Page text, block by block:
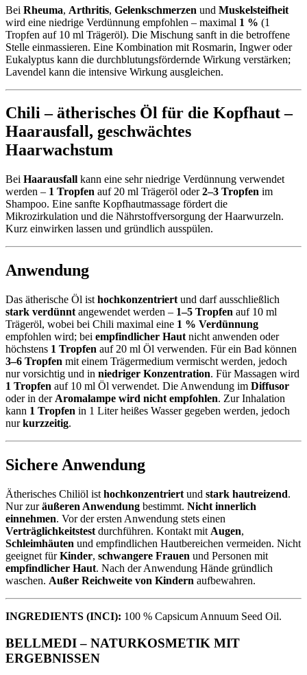
Bei Rheuma, Arthritis, Gelenkschmerzen und Muskelsteifheit
wird eine niedrige Verdünnung empfohlen – maximal 1 % (1
Tropfen auf 10 ml Trägeröl). Die Mischung sanft in die betroffene
Stelle einmassieren. Eine Kombination mit Rosmarin, Ingwer oder
Eukalyptus kann die durchblutungsfördernde Wirkung verstärken;
Lavendel kann die intensive Wirkung ausgleichen.
Chili – ätherisches Öl für die Kopfhaut –
Haarausfall, geschwächtes
Haarwachstum
Bei Haarausfall kann eine sehr niedrige Verdünnung verwendet
werden – 1 Tropfen auf 20 ml Trägeröl oder2–3 Tropfen im
Shampoo. Eine sanfte Kopfhautmassage fördert die
Mikrozirkulation und die Nährstoffversorgung der Haarwurzeln.
Kurz einwirken lassen und gründlich ausspülen.
Anwendung
Das ätherische Öl ist hochkonzentriert und darf ausschließlich
stark verdünnt angewendet werden – 1–5 Tropfen auf 10 ml
Trägeröl, wobei bei Chili maximal eine 1 % Verdünnung
empfohlen wird; bei empfindlicher Haut nicht anwenden oder
höchstens 1 Tropfen auf 20 ml Öl verwenden. Für ein Bad können
3–6 Tropfen mit einem Trägermedium vermischt werden, jedoch
nur vorsichtig und in niedriger Konzentration. Für Massagen wird
1 Tropfen auf 10 ml Öl verwendet. Die Anwendung im Diffusor
oder in der Aromalampe wird nicht empfohlen. Zur Inhalation
kann 1 Tropfen in 1 Liter heißes Wasser gegeben werden, jedoch
nurkurzzeitig.
Sichere Anwendung
Ätherisches Chiliöl ist hochkonzentriert und stark hautreizend.
Nur zuräußeren Anwendung bestimmt. Nicht innerlich
einnehmen. Vor der ersten Anwendung stets einen
Verträglichkeitstest durchführen. Kontakt mit Augen,
Schleimhäuten und empfindlichen Hautbereichen vermeiden. Nicht
geeignet fürKinder, schwangere Frauen und Personen mit
empfindlicher Haut. Nach der Anwendung Hände gründlich
waschen. Außer Reichweite von Kindern aufbewahren.
INGREDIENTS (INCI): 100 % Capsicum Annuum Seed Oil.
BELLMEDI – NATURKOSMETIK MIT
ERGEBNISSEN